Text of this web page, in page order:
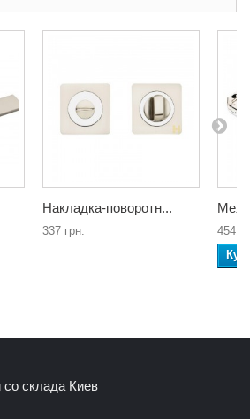
Накладка-поворотн...
337 грн.
454
склада Киев